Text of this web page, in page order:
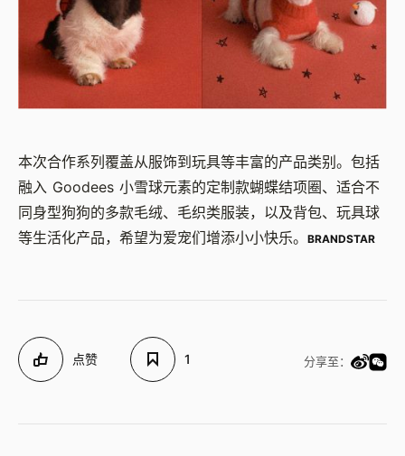
本次合作系列覆盖从服饰到玩具等丰富的产品类别。包括
融入 Goodees 小雪球元素的定制款蝴蝶结项圈、适合不
同身型狗狗的多款毛绒、毛织类服装，以及背包、玩具球
等生活化产品，希望为爱宠们增添小小快乐。
BRANDSTAR
点赞 1 分享至：